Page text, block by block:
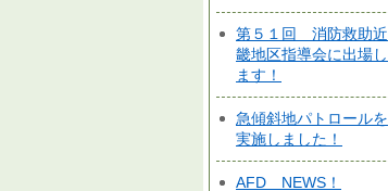
第５１回 消防救助近
畿地区指導会に出場し
ます！
急傾斜地パトロールを
実施しました！
AFD NEWS！